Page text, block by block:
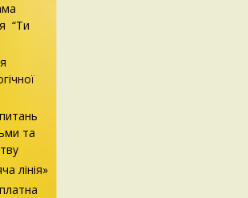
“Ти
та
лінія»